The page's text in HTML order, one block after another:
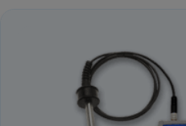
RELATIVE FEUCHTE
ABSOLUTE FEUCHTE
TEMPERATUR
GLEICHGEWICHTSFEUCHTE